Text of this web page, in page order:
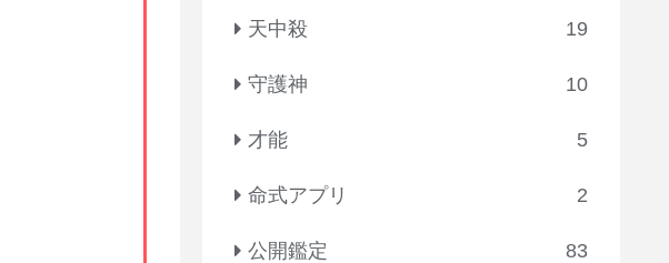
天中殺 19
守護神 10
才能 5
命式アプリ 2
公開鑑定 83